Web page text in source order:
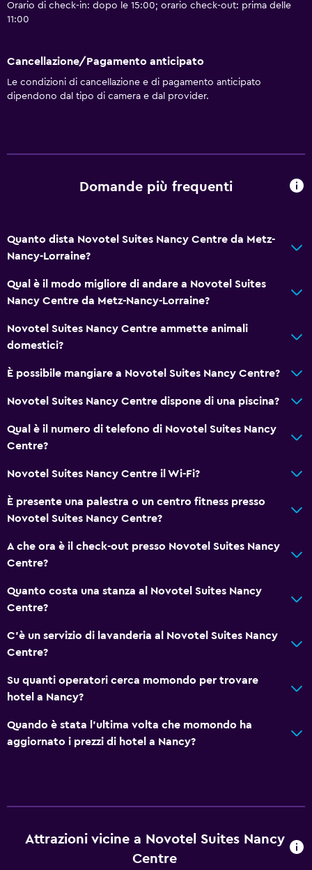
Wi-Fi disponibile ovunque
Estintore
Allarme antincendio
Riscaldamento
Trasporto animali consentito. Potrebbero applicarsi
Ascensore
Parcheggio accessibile
Ristoranti
Minibar
Ristorante
Generale
Camere per famiglie
Camere comunicanti disponibili
Camere insonorizzate
Telefono
Deposito disponibile
Salute e sicurezza
Pulizia quotidiana
Kit di pronto soccorso
Videosorveglianza nelle aree comuni
TV a schermo piatto
Orario di check-in: dopo le 15:00; orario check-out: prima delle
11:00
Cancellazione/Pagamento anticipato
Le condizioni di cancellazione e di pagamento anticipato
dipendono dal tipo di camera e dal provider.
Domande più frequenti
Quanto dista Novotel Suites Nancy Centre da Metz-
Nancy-Lorraine?
Qual è il modo migliore di andare a Novotel Suites
Nancy Centre da Metz-Nancy-Lorraine?
Novotel Suites Nancy Centre ammette animali
domestici?
È possibile mangiare a Novotel Suites Nancy Centre?
Novotel Suites Nancy Centre dispone di una piscina?
Qual è il numero di telefono di Novotel Suites Nancy
Centre?
Novotel Suites Nancy Centre il Wi-Fi?
È presente una palestra o un centro fitness presso
Novotel Suites Nancy Centre?
A che ora è il check-out presso Novotel Suites Nancy
Centre?
Quanto costa una stanza al Novotel Suites Nancy
Centre?
C'è un servizio di lavanderia al Novotel Suites Nancy
Centre?
Su quanti operatori cerca momondo per trovare
hotel a Nancy?
Quando è stata l'ultima volta che momondo ha
aggiornato i prezzi di hotel a Nancy?
Attrazioni vicine a Novotel Suites Nancy
Centre